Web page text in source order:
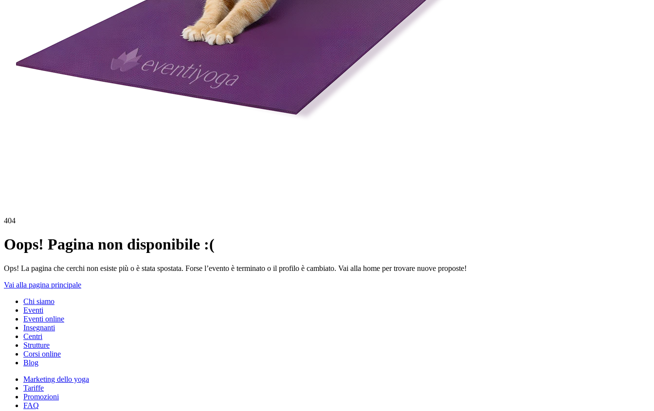
404
Oops! Pagina non disponibile :(
Ops! La pagina che cerchi non esiste più o è stata spostata. Forse l’evento è terminato o il profilo è cambiato. Vai alla home per trovare nuove proposte!
Vai alla pagina principale
Chi siamo
Eventi
Eventi online
Insegnanti
Centri
Strutture
Corsi online
Blog
Marketing dello yoga
Tariffe
Promozioni
FAQ